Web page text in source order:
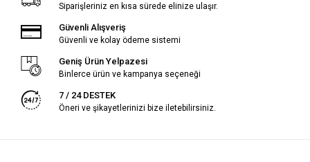
Siparişleriniz en kısa sürede elinize ulaşır.
Güvenli Alışveriş
Güvenli ve kolay ödeme sistemi
Geniş Ürün Yelpazesi
Binlerce ürün ve kampanya seçeneği
7 / 24 DESTEK
Öneri ve şikayetlerinizi bize iletebilirsiniz.